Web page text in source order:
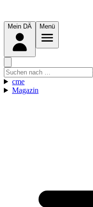
Mein DÄ Menü
cme
Magazin